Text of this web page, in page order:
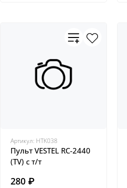
Артикул: HTK038
Пульт VESTEL RC-2440
(TV) с т/т
280 ₽